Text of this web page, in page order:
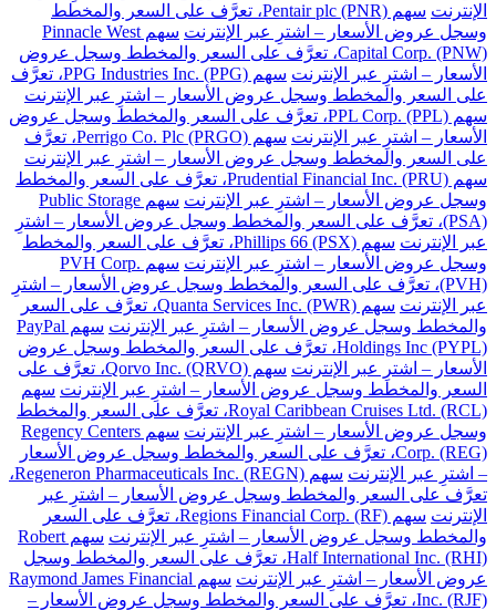
الإنترنت
سهم Pentair plc (PNR)، تعرَّف على السعر والمخطط
وسجل عروض الأسعار – اشترِ عبر الإنترنت
سهم Pinnacle West
Capital Corp. (PNW)، تعرَّف على السعر والمخطط وسجل عروض
الأسعار – اشترِ عبر الإنترنت
سهم PPG Industries Inc. (PPG)، تعرَّف
على السعر والمخطط وسجل عروض الأسعار – اشترِ عبر الإنترنت
سهم PPL Corp. (PPL)، تعرَّف على السعر والمخطط وسجل عروض
الأسعار – اشترِ عبر الإنترنت
سهم Perrigo Co. Plc (PRGO)، تعرَّف
على السعر والمخطط وسجل عروض الأسعار – اشترِ عبر الإنترنت
سهم Prudential Financial Inc. (PRU)، تعرَّف على السعر والمخطط
وسجل عروض الأسعار – اشترِ عبر الإنترنت
سهم Public Storage
(PSA)، تعرَّف على السعر والمخطط وسجل عروض الأسعار – اشترِ
عبر الإنترنت
سهم Phillips 66 (PSX)، تعرَّف على السعر والمخطط
وسجل عروض الأسعار – اشترِ عبر الإنترنت
سهم PVH Corp.
(PVH)، تعرَّف على السعر والمخطط وسجل عروض الأسعار – اشترِ
عبر الإنترنت
سهم Quanta Services Inc. (PWR)، تعرَّف على السعر
والمخطط وسجل عروض الأسعار – اشترِ عبر الإنترنت
سهم PayPal
Holdings Inc (PYPL)، تعرَّف على السعر والمخطط وسجل عروض
الأسعار – اشترِ عبر الإنترنت
سهم Qorvo Inc. (QRVO)، تعرَّف على
السعر والمخطط وسجل عروض الأسعار – اشترِ عبر الإنترنت سهم
Royal Caribbean Cruises Ltd. (RCL)، تعرَّف على السعر والمخطط
وسجل عروض الأسعار – اشترِ عبر الإنترنت
سهم Regency Centers
Corp. (REG)، تعرَّف على السعر والمخطط وسجل عروض الأسعار
– اشترِ عبر الإنترنت
سهم Regeneron Pharmaceuticals Inc. (REGN)،
تعرَّف على السعر والمخطط وسجل عروض الأسعار – اشترِ عبر
الإنترنت
سهم Regions Financial Corp. (RF)، تعرَّف على السعر
والمخطط وسجل عروض الأسعار – اشترِ عبر الإنترنت
سهم Robert
Half International Inc. (RHI)، تعرَّف على السعر والمخطط وسجل
عروض الأسعار – اشترِ عبر الإنترنت
سهم Raymond James Financial
Inc. (RJF)، تعرَّف على السعر والمخطط وسجل عروض الأسعار –